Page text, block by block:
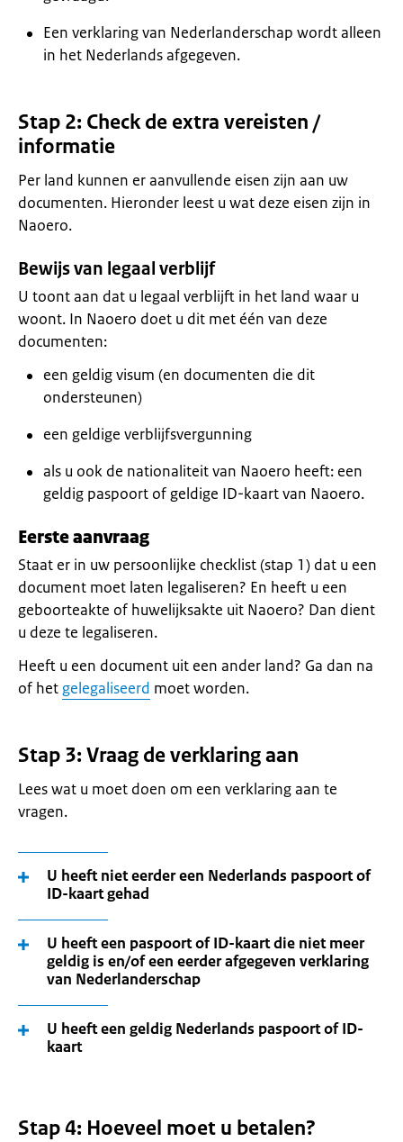
Een verklaring van Nederlanderschap wordt alleen
in het Nederlands afgegeven.
Stap 2: Check de extra vereisten /
informatie
Per land kunnen er aanvullende eisen zijn aan uw
documenten. Hieronder leest u wat deze eisen zijn in
Naoero.
Bewijs van legaal verblijf
U toont aan dat u legaal verblijft in het land waar u
woont. In Naoero doet u dit met één van deze
documenten:
een geldig visum (en documenten die dit
ondersteunen)
een geldige verblijfsvergunning
als u ook de nationaliteit van Naoero heeft: een
geldig paspoort of geldige ID-kaart van Naoero.
Eerste aanvraag
Staat er in uw persoonlijke checklist (stap 1) dat u een
document moet laten legaliseren? En heeft u een
geboorteakte of huwelijksakte uit Naoero? Dan dient
u deze te legaliseren.
Heeft u een document uit een ander land? Ga dan na
of het gelegaliseerd moet worden.
Stap 3: Vraag de verklaring aan
Lees wat u moet doen om een verklaring aan te
vragen.
U heeft niet eerder een Nederlands paspoort of
ID-kaart gehad
U heeft een paspoort of ID-kaart die niet meer
geldig is en/of een eerder afgegeven verklaring
van Nederlanderschap
U heeft een geldig Nederlands paspoort of ID-
kaart
Stap 4: Hoeveel moet u betalen?